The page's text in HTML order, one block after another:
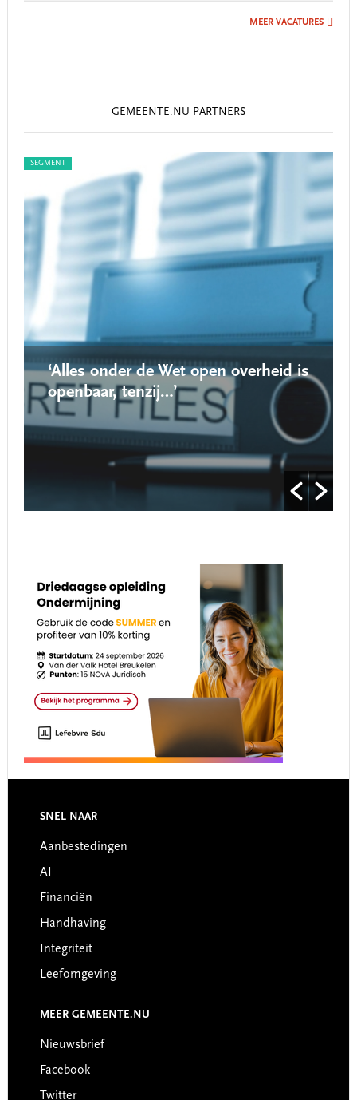
MEER VACATURES
GEMEENTE.NU PARTNERS
SEGMENT
‘Alles onder de Wet open overheid is
openbaar, tenzij…’
Footer
SNEL NAAR
Aanbestedingen
AI
Financiën
Handhaving
Integriteit
Leefomgeving
MEER GEMEENTE.NU
Nieuwsbrief
Facebook
Twitter